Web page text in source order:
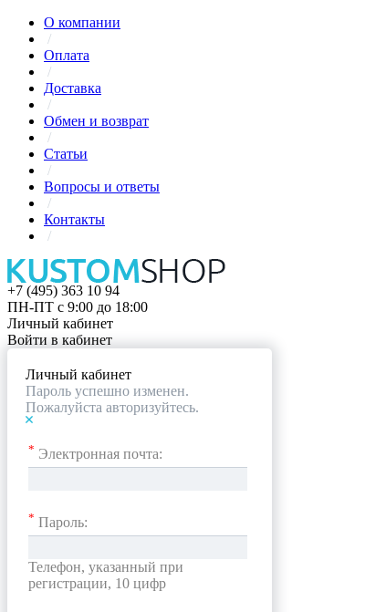
О компании
/
Оплата
/
Доставка
/
Обмен и возврат
/
Статьи
/
Вопросы и ответы
/
Контакты
/
+7 (495) 363 10 94
ПН-ПТ с 9:00 до 18:00
Личный кабинет
Войти в кабинет
Личный кабинет
Пароль успешно изменен.
Пожалуйста авторизуйтесь.
* Электронная почта:
* Пароль:
Телефон, указанный при
регистрации, 10 цифр